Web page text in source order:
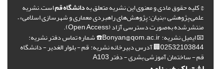
© کلیه حقوق مادی و معنوی این نشریه متعلق بهدانشگاه قماست.نشریه
علمی–پژوهشی «بنیان: پژوهش‌های راهبردی معماری و شهرسازی اسلامی» –
منتشرشده به‌صورت دسترسی آزاد (Open Access).
📧 ایمیل نشریه: Bonyan@qom.ac.ir☎️ شماره تماس دفتر نشریه:
02532103844🏢 آدرس دبیرخانه نشریه: قم - بلوار الغدیر - دانشگاه
قم - ساختمان آموزشی بشری - دفتر A103